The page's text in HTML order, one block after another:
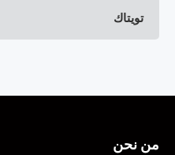
تويتاك
من نحن